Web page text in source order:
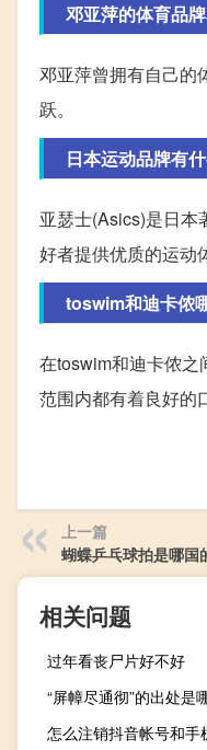
邓亚萍的体育品
邓亚萍曾拥有自己的
跃。
日本运动品牌有
亚瑟士(Asics)是日本
好者提供优质的运动
toswim和迪卡侬
在toswim和迪卡侬
范围内都有着良好的
上一篇
蝴蝶乒乓球拍是哪国
相关问题
过年看丧尸片好不好
“屏幛尽通彻”的出处是
怎么注销抖音帐号和手